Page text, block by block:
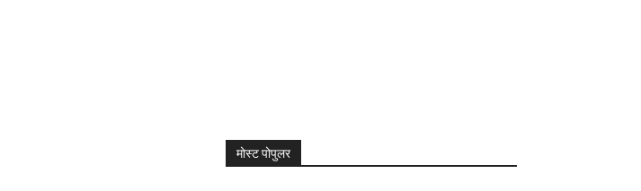
मोस्ट पोपुलर